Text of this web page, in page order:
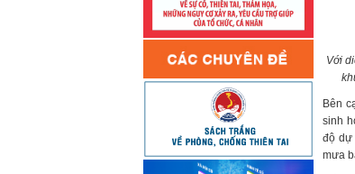
Với
Bên
sinh
độ dự
mưa